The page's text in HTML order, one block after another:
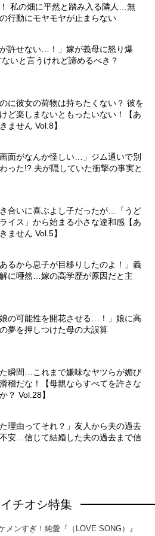
私の畑に平然と踏み入る隣人…無
行動にモヤモヤが止まらない
が許せない…！」嫁が義母に怒り爆
いと言うけれど諦めるべき？
に彼女の荷物は持ちたくない？ 彼を
ど楽しまないともったいない！【あ
ません Vol.8】
画面がなんか怪しい…」ジム通いで別
った!? 夫が隠していた衝撃の事実と
合いに喜ぶよし子だったが…「うど
イス」から始まる小さな違和感【あ
ません Vol.5】
あるから息子が目移りしたのよ！」義
に唖然…嫁の高学歴が原因だと主
娘の可能性を開花させる…！」娘に高
夢を押しつけた母の大誤算
瞬間…これまで嫌味なヤツらが媚び
稽だな！【母親ならすべてを許さな
？ Vol.28】
た理由ってそれ？」友人から夫の過去
安…信じて結婚した夫の過去まで信
チオシ特集
メンすぎ！純愛『（LOVE SONG）』